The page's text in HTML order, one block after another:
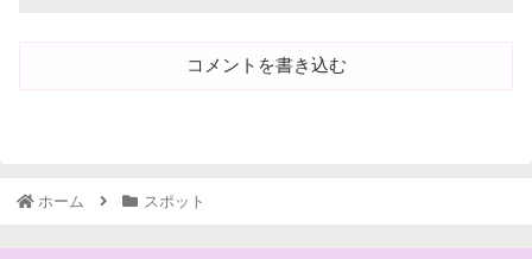
コメントを書き込む
ホーム スポット